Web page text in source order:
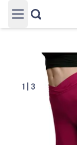
Hauptmenü
1 3